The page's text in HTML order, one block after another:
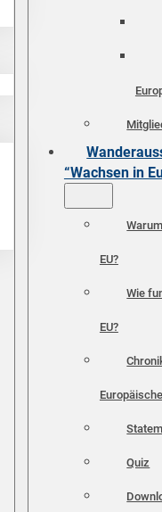
“Wachsen in
EU?
Wie
EU?
Quiz